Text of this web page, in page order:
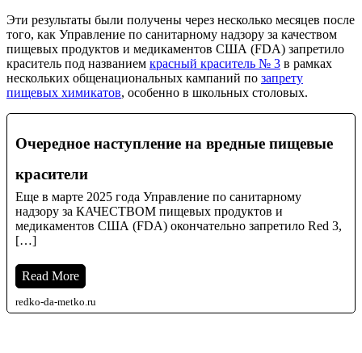
Эти результаты были получены через несколько месяцев после
того, как Управление по санитарному надзору за качеством
пищевых продуктов и медикаментов США (FDA) запретило
краситель под названием красный краситель № 3 в рамках
нескольких общенациональных кампаний по запрету
пищевых химикатов, особенно в школьных столовых.
Очередное наступление на вредные пищевые
красители
Еще в марте 2025 года Управление по санитарному
надзору за КАЧЕСТВОМ пищевых продуктов и
медикаментов США (FDA) окончательно запретило Red 3,
[…]
Read More
redko-da-metko.ru